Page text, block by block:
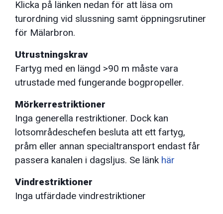
Klicka på länken nedan för att läsa om
turordning vid slussning samt öppningsrutiner
för Mälarbron.
Utrustningskrav
Fartyg med en längd >90 m måste vara
utrustade med fungerande bogpropeller.
Mörkerrestriktioner
Inga generella restriktioner. Dock kan
lotsområdeschefen besluta att ett fartyg,
pråm eller annan specialtransport endast får
passera kanalen i dagsljus. Se länk här
Vindrestriktioner
Inga utfärdade vindrestriktioner